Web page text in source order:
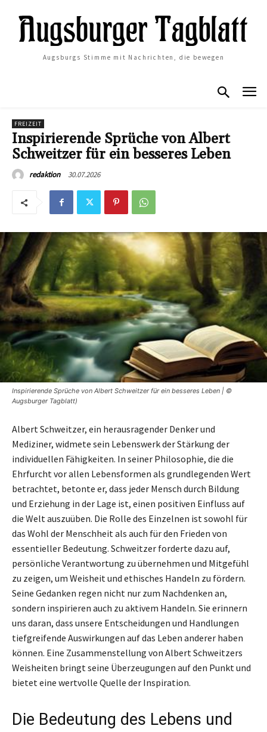
Augsburgs Stimme mit Nachrichten, die bewegen
FREIZEIT
Inspirierende Sprüche von Albert
Schweitzer für ein besseres Leben
redaktion 30.07.2026
Inspirierende Sprüche von Albert Schweitzer für ein besseres Leben | ©
Augsburger Tagblatt)
Albert Schweitzer, ein herausragender Denker und
Mediziner, widmete sein Lebenswerk der Stärkung der
individuellen Fähigkeiten. In seiner Philosophie, die die
Ehrfurcht vor allen Lebensformen als grundlegenden Wert
betrachtet, betonte er, dass jeder Mensch durch Bildung
und Erziehung in der Lage ist, einen positiven Einfluss auf
die Welt auszuüben. Die Rolle des Einzelnen ist sowohl für
das Wohl der Menschheit als auch für den Frieden von
essentieller Bedeutung. Schweitzer forderte dazu auf,
persönliche Verantwortung zu übernehmen und Mitgefühl
zu zeigen, um Weisheit und ethisches Handeln zu fördern.
Seine Gedanken regen nicht nur zum Nachdenken an,
sondern inspirieren auch zu aktivem Handeln. Sie erinnern
uns daran, dass unsere Entscheidungen und Handlungen
tiefgreifende Auswirkungen auf das Leben anderer haben
können. Eine Zusammenstellung von Albert Schweitzers
Weisheiten bringt seine Überzeugungen auf den Punkt und
bietet eine wertvolle Quelle der Inspiration.
Die Bedeutung des Lebens und